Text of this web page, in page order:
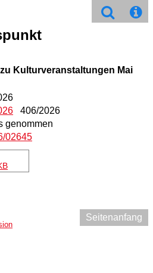
Kulturveranstaltungen Mai
406/2026
genommen
02645
Seitenanfang